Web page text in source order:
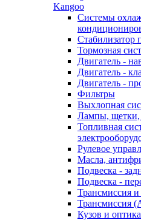
Kangoo
Системы
Стабилизатор
Тормозная
Двигатель -
Двигатель -
Двигатель -
Фильтры
Выхлопная
Лампы, щетки,
Топливная
Рулевое
Масла,
Подвеска -
Подвеска -
Трансмиссия
Трансмиссия
Кузов и оптика